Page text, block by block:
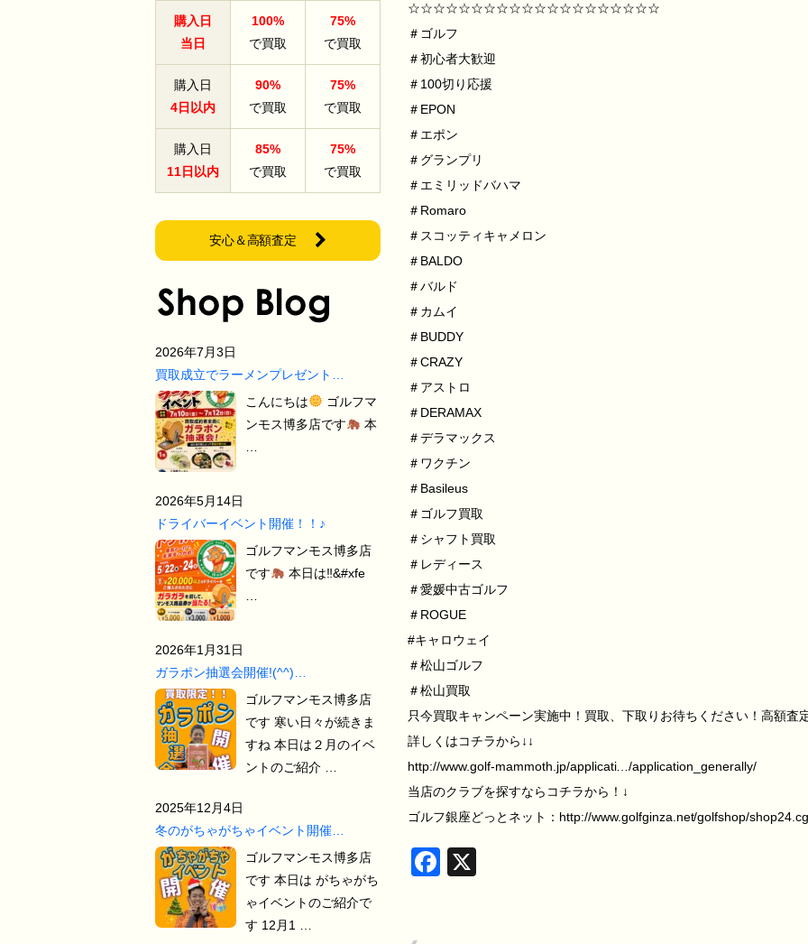
☆☆☆☆☆☆☆☆☆☆☆☆☆☆☆☆☆☆☆☆
＃ゴルフ
＃初心者大歓迎
＃100切り応援
＃EPON
＃エポン
＃グランプリ
＃エミリッドバハマ
＃Romaro
＃スコッティキャメロン
＃BALDO
＃バルド
＃カムイ
＃BUDDY
＃CRAZY
＃アストロ
＃DERAMAX
＃デラマックス
＃ワクチン
＃Basileus
＃ゴルフ買取
＃シャフト買取
＃レディース
＃愛媛中古ゴルフ
＃ROGUE
#キャロウェイ
＃松山ゴルフ
＃松山買取
只今買取キャンペーン実施中！買取、下取りお待ちください！高額査
詳しくはコチラから↓↓
http://www.golf-mammoth.jp/applicati…/application_generally/
当店のクラブを探すならコチラから！↓
ゴルフ銀座どっとネット：http://www.golfginza.net/golfshop/
Facebook
購入日
当日
100%
で買取
75%
で買取
購入日
4日以内
90%
で買取
75%
で買取
購入日
11日以内
85%
で買取
75%
で買取
安心＆高額査定
2026年7月3日
買取成立でラーメンプレゼント…
こんにちは
ゴルフマ
ンモス博多店です
本
2026年5月14日
ドライバーイベント開催！！♪
ゴルフマンモス博多店
です
本日は‼&#xfe
2026年1月31日
ガラポン抽選会開催!(^^)…
ゴルフマンモス博多店
です 寒い日々が続きま
すね 本日は２月のイベ
ントのご紹介 …
2025年12月4日
冬のがちゃがちゃイベント開催…
ゴルフマンモス博多店
です 本日は がちゃがち
ゃイベントのご紹介で
す 12月1 …